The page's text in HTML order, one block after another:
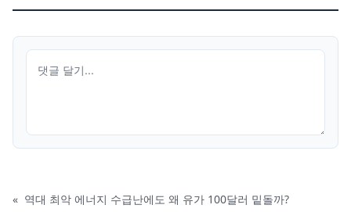
« 역대 최악 에너지 수급난에도 왜 유가 100달러 밑돌까?